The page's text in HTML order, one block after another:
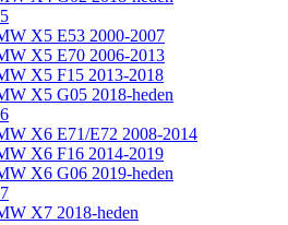
X5 E53 2000-2007
X5 E70 2006-2013
X5 F15 2013-2018
X5 G05 2018-heden
X6 E71/E72 2008-2014
X6 F16 2014-2019
X6 G06 2019-heden
X7 2018-heden